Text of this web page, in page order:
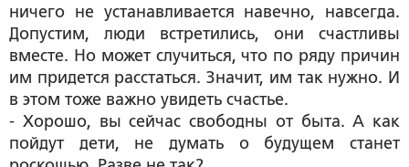
ничего не устанавливается навечно, навсегда.
Допустим, люди встретились, они счастливы
вместе. Но может случиться, что по ряду причин
им придется расстаться. Значит, им так нужно. И
в этом тоже важно увидеть счастье.
- Хорошо, вы сейчас свободны от быта. А как
пойдут дети, не думать о будущем станет